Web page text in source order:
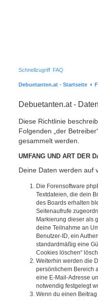
Schnellzugriff FAQ
Debuetanten.at - Startseite
Debuetanten.at -
Diese Richtlinie
Folgenden „der
gesammelt werden.
UMFANG UND ART DER
Deine Daten werden auf
Die Forensoftware
Textdateien, die dein
des Boards erhalten
Seitenaufrufe
Markierung dieser als
deine Teilnahme an
Benutzer-ID, ein
standardmäßig eine
Cookies löschen“
Weiterhin werden die
persönlichem Bereich
eine E-Mail-Adresse
notwendig festgelegt
Wenn du einen